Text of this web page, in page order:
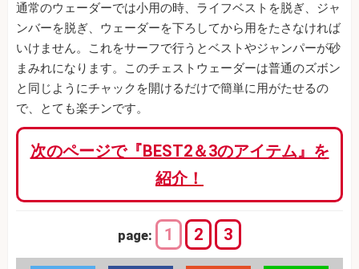
通常のウェーダーでは小用の時、ライフベストを脱ぎ、ジャ
ンバーを脱ぎ、ウェーダーを下ろしてから用をたさなければ
いけません。これをサーフで行うとベストやジャンパーが砂
まみれになります。このチェストウェーダーは普通のズボン
と同じようにチャックを開けるだけで簡単に用がたせるの
で、とても楽チンです。
次のページで『BEST2＆3のアイテム』を
紹介！
page: 1 2 3